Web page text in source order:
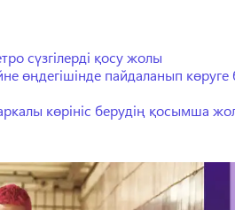
сүзгілерді қосу жолы
өңдегішінде пайдаланып
көрініс берудің қосымша